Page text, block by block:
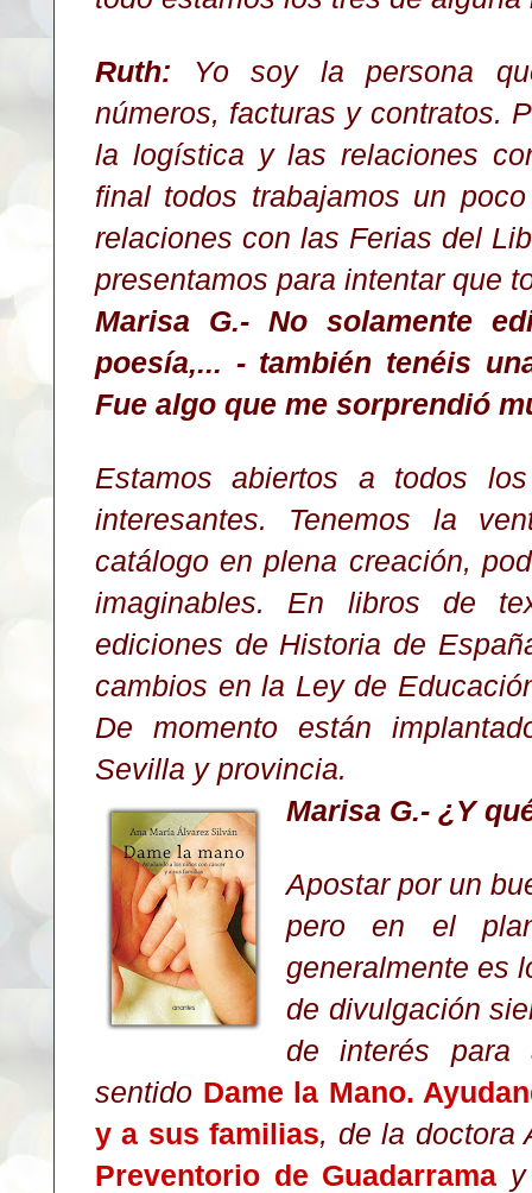
Ruth: Yo soy la persona
números, facturas y contratos.
la logística y las relaciones
final todos trabajamos un
relaciones con las Ferias del
presentamos para intentar que
Marisa G.- No solamente
poesía,... - también tenéis
Fue algo que me sorprendió
Estamos abiertos a todos
interesantes. Tenemos la
catálogo en plena creación,
imaginables. En libros de
ediciones de Historia de
cambios en la Ley de
De momento están
Sevilla y provincia.
Marisa G.- ¿Y
Apostar por un
pero en el
generalmente es
de divulgación
de interés para
sentido Dame la Mano.
y a sus familias, de la doctora
Preventorio de Guadarrama